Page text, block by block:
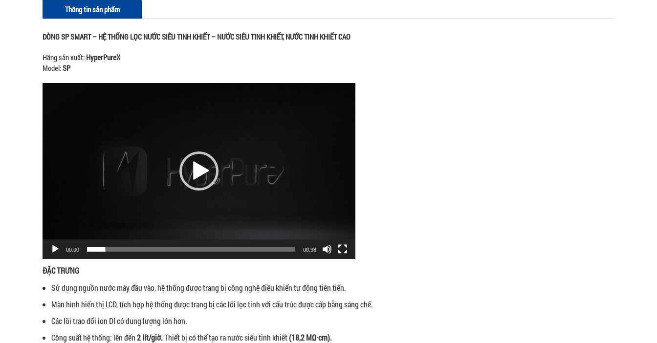
Thông tin sản phẩm
DÒNG SP SMART – HỆ THỐNG LỌC NƯỚC SIÊU TINH KHIẾT – NƯỚC SIÊU TINH KHIẾT, NƯỚC TINH KHIẾT CAO
Hãng sản xuất: HyperPureX
Model:SP
Trình
00:00 00:38
ĐẶC TRƯNG
Sử dụng nguồn nước máy đầu vào, hệ thống được trang bị công nghệ điều khiển tự động tiên tiến.
Màn hình hiển thị LCD, tích hợp hệ thống được trang bị các lõi lọc tinh với cấu trúc được cấp bằng sáng chế.
Các lõi trao đổi ion DI có dung lượng lớn hơn.
Công suất hệ thống: lên đến2 lít/giờ.Thiết bị có thể tạo ra nước siêu tinh khiết(18,2 MΩ·cm).